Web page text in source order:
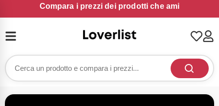
Compara i prezzi dei prodotti che ami